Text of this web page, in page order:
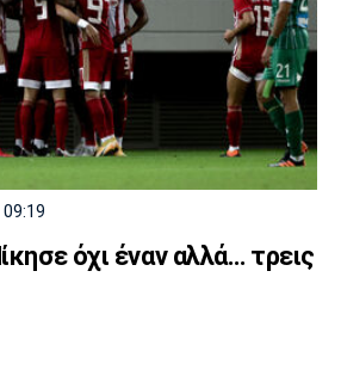
όχι έναν αλλά… τρεις